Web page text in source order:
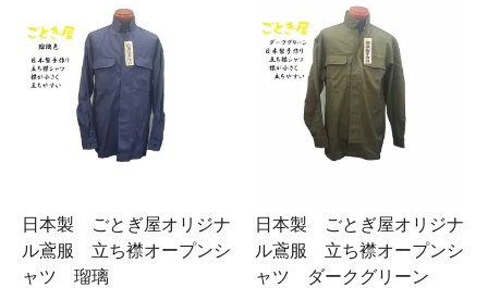
日本製 ごとぎ屋オリジナ
ル鳶服 立ち襟オープンシ
ャツ 瑠璃
日本製 ごとぎ屋オリジナ
ル鳶服 立ち襟オープンシ
ャツ ダークグリーン